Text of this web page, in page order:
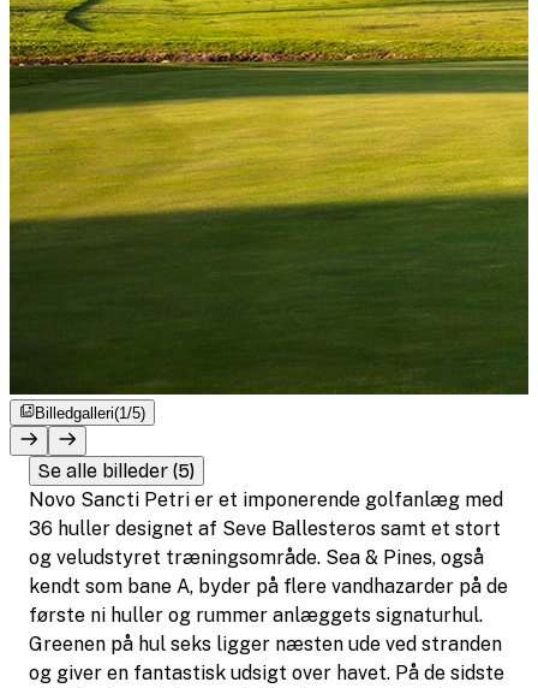
Billedgalleri(1/5)
Se alle billeder (5)
Novo Sancti Petri er et imponerende golfanlæg med
36 huller designet af Seve Ballesteros samt et stort
og veludstyret træningsområde. Sea & Pines, også
kendt som bane A, byder på flere vandhazarder på de
første ni huller og rummer anlæggets signaturhul.
Greenen på hul seks ligger næsten ude ved stranden
og giver en fantastisk udsigt over havet. På de sidste